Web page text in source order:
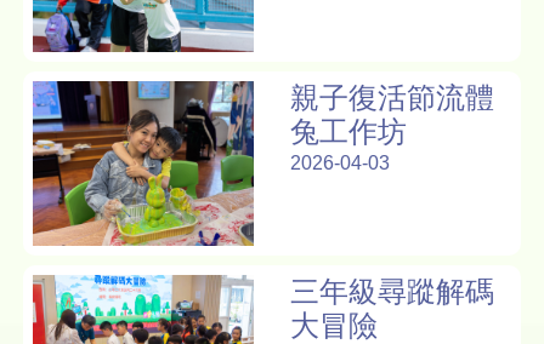
親子復活節流體
兔工作坊
2026-04-03
三年級尋蹤解碼
大冒險